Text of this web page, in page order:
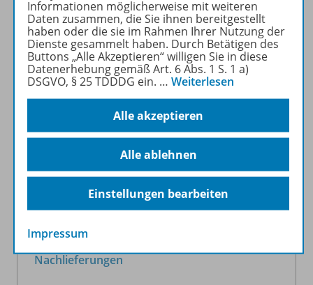
Die gebundenen Ladenpreise für Bücher
verstehen sich inkl. des derzeit gültigen
Mehrwertsteuersatzes (7%). Bei unterjähriger
Modifikation dieses Steuersatzes durch den
Gesetzgeber behalten sich die Verlage eine
mögliche Änderung der gebundenen
Ladenpreise vor. Für das Ausland gelten die
angegebenen Preise als Nettopreise. (Sofern
keine anderen Bestimmungen zutreffen)
N
Nachlieferungen
Informationen möglicherweise mit weiteren
Daten zusammen, die Sie ihnen bereitgestellt
haben oder die sie im Rahmen Ihrer Nutzung der
Dienste gesammelt haben. Durch Betätigen des
Buttons „Alle Akzeptieren“ willigen Sie in diese
Datenerhebung gemäß Art. 6 Abs. 1 S. 1 a)
DSGVO, § 25 TDDDG ein. … Weiterlesen
Alle akzeptieren
Alle ablehnen
Einstellungen bearbeiten
Impressum